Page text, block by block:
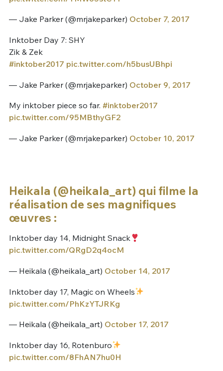
— Jake Parker (@mrjakeparker) October 7, 2017
Inktober Day 7: SHY
Zik & Zek
#inktober2017 pic.twitter.com/h5busUBhpi
— Jake Parker (@mrjakeparker) October 9, 2017
My inktober piece so far. #inktober2017
pic.twitter.com/95MBthyGF2
— Jake Parker (@mrjakeparker) October 10, 2017
Heikala (@heikala_art) qui filme la
réalisation de ses magnifiques
œuvres :
Inktober day 14, Midnight Snack
pic.twitter.com/QRgD2q4ocM
— Heikala (@heikala_art) October 14, 2017
Inktober day 17, Magic on Wheels
pic.twitter.com/PhKzYTJRKg
— Heikala (@heikala_art) October 17, 2017
Inktober day 16, Rotenburo
pic.twitter.com/8FhAN7hu0H